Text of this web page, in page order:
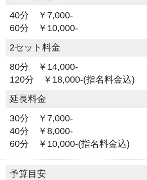
40分 ￥7,000‐
60分 ￥10,000‐
2セット料金
80分 ￥14,000‐
120分 ￥18,000‐(指名料金込)
延長料金
30分 ￥7,000‐
40分 ￥8,000‐
60分 ￥10,000‐(指名料金込)
予算目安